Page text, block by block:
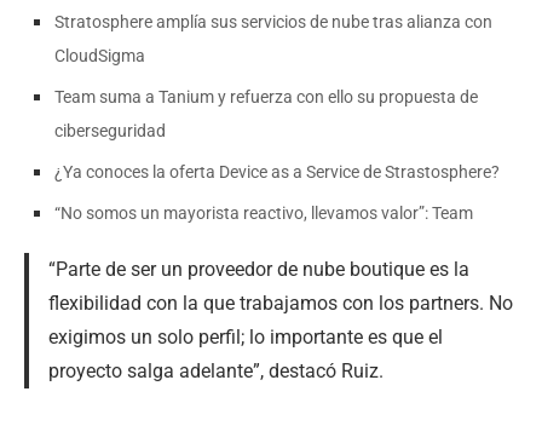
Stratosphere amplía sus servicios de nube tras alianza con
CloudSigma
Team suma a Tanium y refuerza con ello su propuesta de
ciberseguridad
¿Ya conoces la oferta Device as a Service de Strastosphere?
“No somos un mayorista reactivo, llevamos valor”: Team
“Parte de ser un proveedor de nube boutique es la
flexibilidad con la que trabajamos con los partners. No
exigimos un solo perfil; lo importante es que el
proyecto salga adelante”, destacó Ruiz.